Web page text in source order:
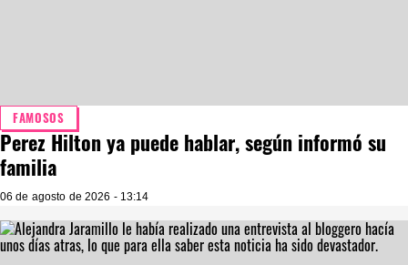
FAMOSOS
Perez Hilton ya puede hablar, según informó su
familia
06 de agosto de 2026 - 13:14